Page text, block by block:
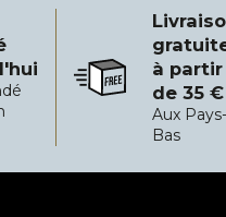
40,00
€.
à partir
de 35 €
Aux Pays-
Bas
Livraison gratuite à